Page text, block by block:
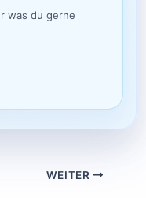
was du gerne
WEITER